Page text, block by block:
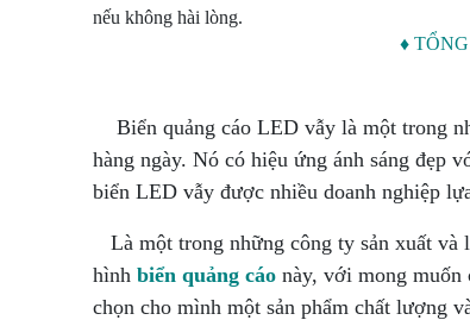
nếu không hài lòng.
♦
Biển quảng cáo LED vẫy là một trong
hàng ngày. Nó có hiệu ứng ánh sáng đẹp
biển LED vẫy được nhiều doanh nghiệp
Là một trong những công ty sản xuất và
hình biển quảng cáo này, với mong muốn
chọn cho mình một sản phẩm chất lượng